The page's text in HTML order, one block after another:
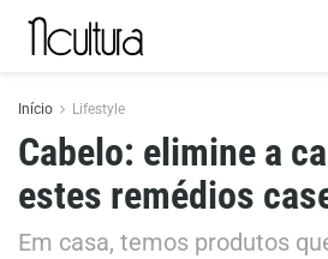
Início Lifestyle
Cabelo: elimine a
estes remédios
Em casa, temos produtos